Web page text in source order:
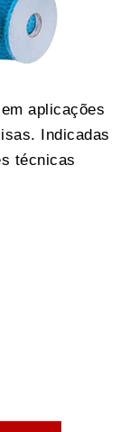
aplicações
Indicadas
técnicas